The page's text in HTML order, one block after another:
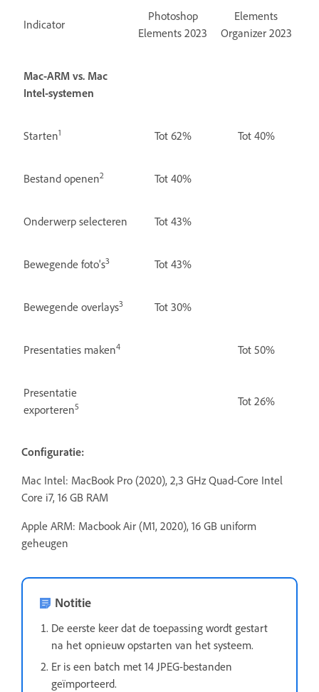
Indicator
Photoshop
Elements 2023
Elements
Organizer 2023
Mac-ARM vs. Mac
Intel-systemen
Starten1 Tot 62% Tot 40%
Bestand openen2 Tot 40%
Onderwerp selecteren Tot 43%
Bewegende foto's3 Tot 43%
Bewegende overlays3 Tot 30%
Presentaties maken4 Tot 50%
Presentatie
exporteren5 Tot 26%
Configuratie:
Mac Intel: MacBook Pro (2020), 2,3 GHz Quad-Core Intel
Core i7, 16 GB RAM
Apple ARM: Macbook Air (M1, 2020), 16 GB uniform
geheugen
Notitie
De eerste keer dat de toepassing wordt gestart
na het opnieuw opstarten van het systeem.
Er is een batch met 14 JPEG-bestanden
geïmporteerd.